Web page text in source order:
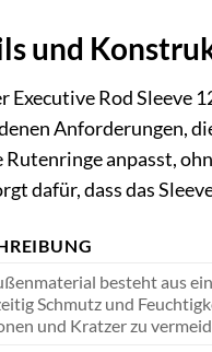
und
Executive Rod Sleeve
Anforderungen,
anpasst,
dafür, dass das
besteht aus
Schmutz und
und Kratzer zu